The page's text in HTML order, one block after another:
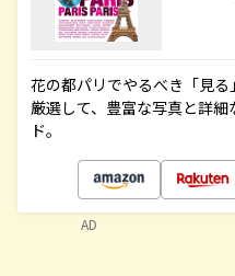
花の都パリでやるべき「見
厳選して、豊富な写真と詳
ド。
AD